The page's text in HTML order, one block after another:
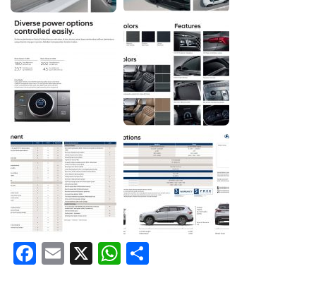
Facebook
Email
X WhatsApp